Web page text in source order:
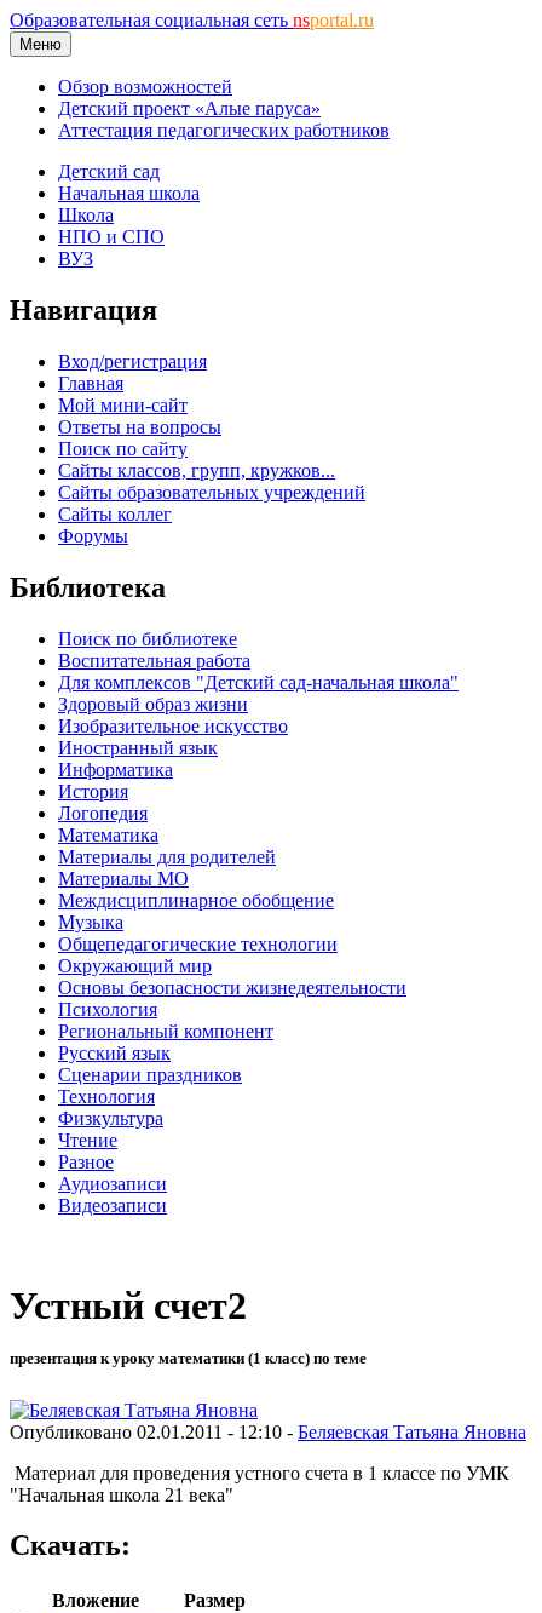
Образовательная социальная сеть nsportal.ru
Меню
Обзор возможностей
Детский проект «Алые паруса»
Аттестация педагогических работников
Детский сад
Начальная школа
Школа
НПО и СПО
ВУЗ
Навигация
Вход/регистрация
Главная
Мой мини-сайт
Ответы на вопросы
Поиск по сайту
Сайты классов, групп, кружков...
Сайты образовательных учреждений
Сайты коллег
Форумы
Библиотека
Поиск по библиотеке
Воспитательная работа
Для комплексов "Детский сад-начальная школа"
Здоровый образ жизни
Изобразительное искусство
Иностранный язык
Информатика
История
Логопедия
Математика
Материалы для родителей
Материалы МО
Междисциплинарное обобщение
Музыка
Общепедагогические технологии
Окружающий мир
Основы безопасности жизнедеятельности
Психология
Региональный компонент
Русский язык
Сценарии праздников
Технология
Физкультура
Чтение
Разное
Аудиозаписи
Видеозаписи
Устный счет2
презентация к уроку математики (1 класс) по теме
Опубликовано 02.01.2011 - 12:10 - Беляевская Татьяна Яновна
Материал для проведения устного счета в 1 классе по УМК
"Начальная школа 21 века"
Скачать:
Вложение
Размер